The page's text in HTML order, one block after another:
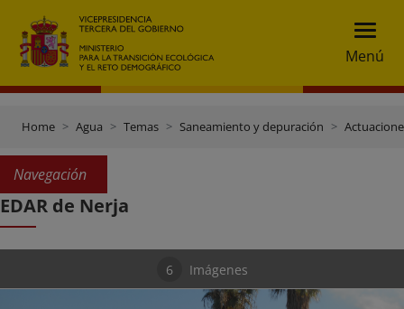
Menú
Home Agua Temas Saneamiento y depuración
Navegación
EDAR de Nerja
6 Imágenes